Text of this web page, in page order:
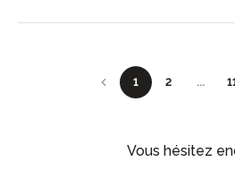
1 2 ...
Vous hésitez